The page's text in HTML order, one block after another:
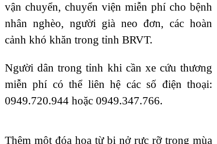
vận chuyển, chuyển viện miễn phí cho bệnh
nhân nghèo, người già neo đơn, các hoàn
cảnh khó khăn trong tỉnh BRVT.
Người dân trong tỉnh khi cần xe cứu thương
miễn phí có thể liên hệ các số điện thoại:
0949.720.944 hoặc 0949.347.766.
Thêm một đóa hoa từ bi nở rực rỡ trong mùa